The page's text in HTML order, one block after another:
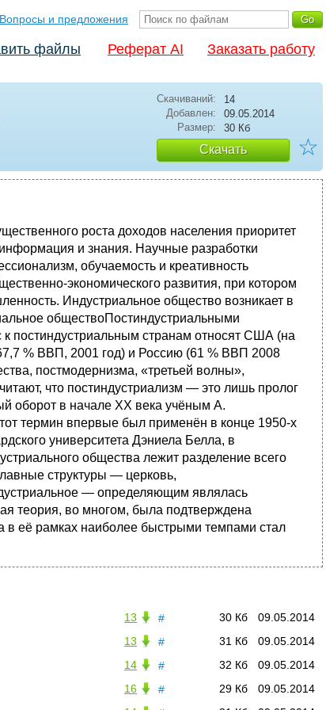
Вопросы и предложения
файлы Реферат AI Заказать работу
Скачиваний:
14
Добавлен:
09.05.2014
Размер:
30 Кб
Скачать ☆
роста доходов населения приоритет
и знания. Научные разработки
обучаемость и креативность
экономического развития, при котором
Индустриальное общество возникает в
обществоПостиндустриальными
постиндустриальным странам относят США (на
% ВВП, 2001 год) и Россию (61 % ВВП 2008
постмодернизма, «третьей волны»,
что постиндустриализм — это лишь пролог
оборот в начале XX века учёным А.
термин впервые был применён в конце 1950-х
университета Дэниела Белла, в
общества лежит разделение всего
структуры — церковь,
— определяющим являлась
теория, во многом, была подтверждена
в её рамках наиболее быстрыми темпами стал
# 09.05.2014
30 Кб
13
#
09.05.2014
31 Кб
13
#
09.05.2014
32 Кб
14
#
09.05.2014
29 Кб
16